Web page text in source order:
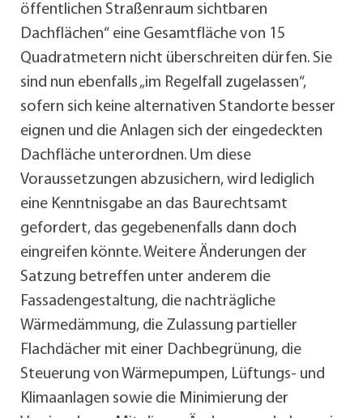
öffentlichen Straßenraum sichtbaren
Dachflächen“ eine Gesamtfläche von 15
Quadratmetern nicht überschreiten dürfen. Sie
sind nun ebenfalls „im Regelfall zugelassen“,
sofern sich keine alternativen Standorte besser
eignen und die Anlagen sich der eingedeckten
Dachfläche unterordnen. Um diese
Voraussetzungen abzusichern, wird lediglich
eine Kenntnisgabe an das Baurechtsamt
gefordert, das gegebenenfalls dann doch
eingreifen könnte. Weitere Änderungen der
Satzung betreffen unter anderem die
Fassadengestaltung, die nachträgliche
Wärmedämmung, die Zulassung partieller
Flachdächer mit einer Dachbegrünung, die
Steuerung von Wärmepumpen, Lüftungs- und
Klimaanlagen sowie die Minimierung der